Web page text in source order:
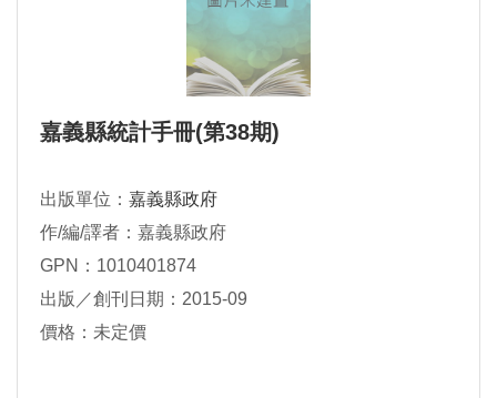
嘉義縣統計手冊(第38期)
出版單位： 嘉義縣政府
作/編/譯者：嘉義縣政府
GPN：1010401874
出版／創刊日期：2015-09
價格：未定價